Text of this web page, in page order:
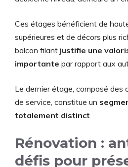
Ces étages bénéficient de
supérieures et de décors plus
balcon filant justifie une
importante par rapport aux
Le dernier étage, composé des
de service, constitue un
totalement distinct.
Rénovation :
défis pour